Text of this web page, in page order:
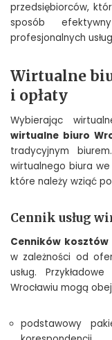
przedsiębiorców,
sposób
profesjonalnych
Wirtualne
i opłaty
Wybierając
wirtualne biuro
tradycyjnym
wirtualnego biura we
które należy wziąć
Cennik usług
Cenników kosztów
w zależności od
usług.
Wrocławiu mogą
podstawowy